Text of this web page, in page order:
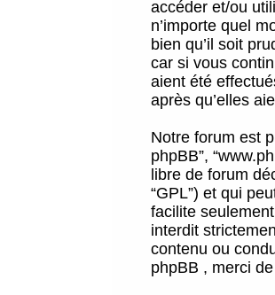
accéder et/ou
n’importe quel
bien qu’il soit
car si vous
aient été
après qu’elles
Notre forum est
phpBB”,
libre de forum
“GPL”) et qui
facilite
interdit
contenu ou
phpBB , merci